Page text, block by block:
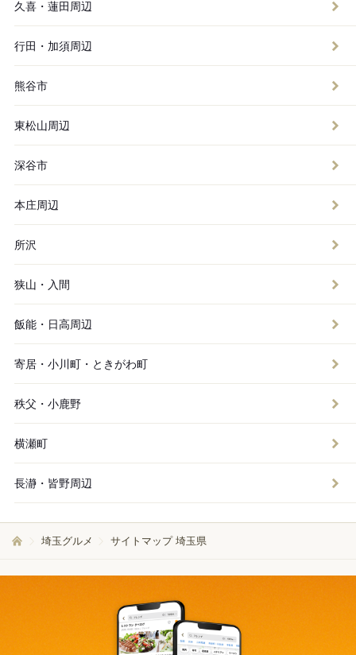
久喜・蓮田周辺
行田・加須周辺
熊谷市
東松山周辺
深谷市
本庄周辺
所沢
狭山・入間
飯能・日高周辺
寄居・小川町・ときがわ町
秩父・小鹿野
横瀬町
長瀞・皆野周辺
埼玉グルメ サイトマップ 埼玉県